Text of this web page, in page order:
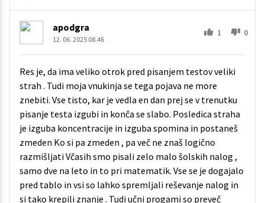
apodgra
12. 06. 2025 08.46
1 0
Res je, da ima veliko otrok pred pisanjem testov veliki
strah . Tudi moja vnukinja se tega pojava ne more
znebiti. Vse tisto, kar je vedla en dan prej se v trenutku
pisanje testa izgubi in konča se slabo. Posledica straha
je izguba koncentracije in izguba spomina in postaneš
zmeden Ko si pa zmeden , pa več ne znaš logično
razmišljati Včasih smo pisali zelo malo šolskih nalog ,
samo dve na leto in to pri matematik. Vse se je dogajalo
pred tablo in vsi so lahko spremljali reševanje nalog in
si tako krepili znanje . Tudi učni progami so preveč